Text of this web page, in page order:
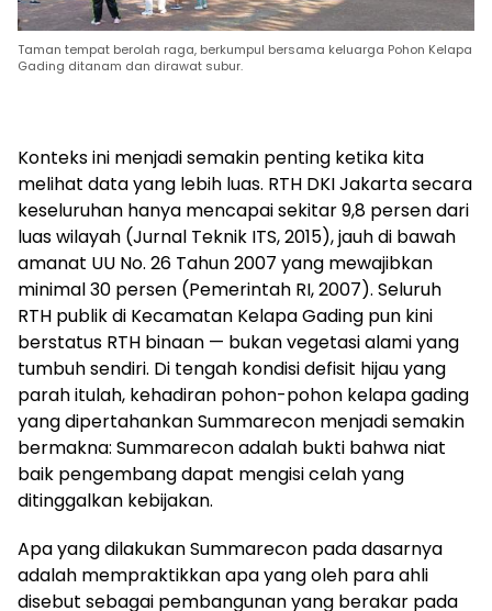
Taman tempat berolah raga, berkumpul bersama keluarga Pohon Kelapa
Gading ditanam dan dirawat subur.
Konteks ini menjadi semakin penting ketika kita
melihat data yang lebih luas. RTH DKI Jakarta secara
keseluruhan hanya mencapai sekitar 9,8 persen dari
luas wilayah (Jurnal Teknik ITS, 2015), jauh di bawah
amanat UU No. 26 Tahun 2007 yang mewajibkan
minimal 30 persen (Pemerintah RI, 2007). Seluruh
RTH publik di Kecamatan Kelapa Gading pun kini
berstatus RTH binaan — bukan vegetasi alami yang
tumbuh sendiri. Di tengah kondisi defisit hijau yang
parah itulah, kehadiran pohon-pohon kelapa gading
yang dipertahankan Summarecon menjadi semakin
bermakna: Summarecon adalah bukti bahwa niat
baik pengembang dapat mengisi celah yang
ditinggalkan kebijakan.
Apa yang dilakukan Summarecon pada dasarnya
adalah mempraktikkan apa yang oleh para ahli
disebut sebagai pembangunan yang berakar pada